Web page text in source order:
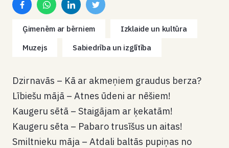
Ģimenēm ar bērniem
Izklaide un kultūra
Muzejs
Sabiedrība un izglītība
Dzirnavās – Kā ar akmeņiem graudus berza?
Lībiešu mājā – Atnes ūdeni ar nēšiem!
Kaugeru sētā – Staigājam ar ķekatām!
Kaugeru sēta – Pabaro trusīšus un aitas!
Smiltnieku māja – Atdali baltās pupiņas no